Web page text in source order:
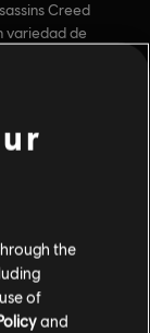
Creed
variedad de
de Uplay
the
of
and